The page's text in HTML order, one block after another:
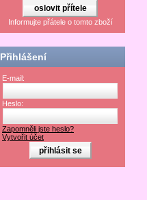
Informujte přátele o tomto zboží
Přihlášení
E-mail:
Heslo:
Zapomněli jste heslo?
Vytvořit účet